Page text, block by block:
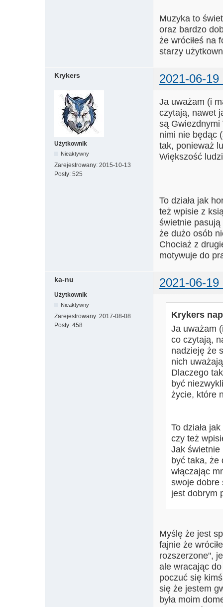
Muzyka to
oraz bardzo
że wróciłeś na
starzy
Krykers 2021-06-19
Użytkownik
Nieaktywny
Zarejestrowany: 2015-10-13
Posty: 525
Ja uważam (i
czytają, nawet
są
nimi nie będąc
tak, ponieważ
Większość
To działa jak
też wpisie z
świetnie
że dużo osób
Chociaż z
motywuje do
ka-nu 2021-06-19
Użytkownik
Nieaktywny
Zarejestrowany: 2017-08-08
Posty: 458
Krykers
Ja uważam
co czytają,
nadzieję że
nich
Dlaczego
być
życie,
To działa
czy też
Jak świetnie
być taka, że
włączając
swoje dobre
jest dobrym
Myślę że jest
fajnie że
rozszerzone",
ale wracając
poczuć się
się że jestem
była moim